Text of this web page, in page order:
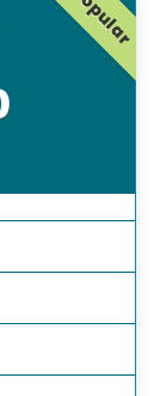
Popular